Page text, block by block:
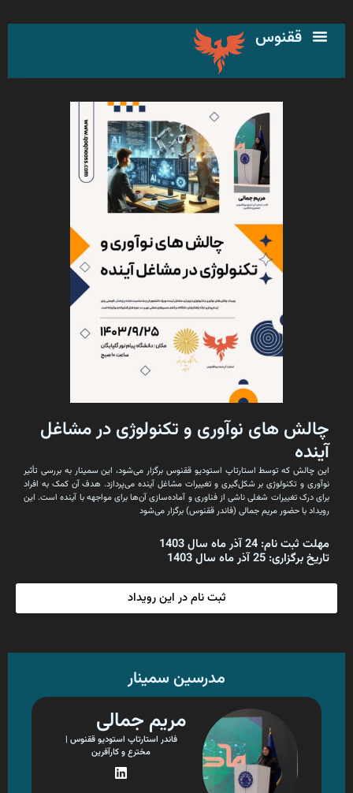
به
ققنوس
چالش های نوآوری و تکنولوژی در مشاغل
آینده
این چالش که توسط استارتاپ استودیو ققنوس برگزار می‌شود، این سمینار به بررسی تأثیر
نوآوری و تکنولوژی بر شکل‌گیری و تغییرات مشاغل آینده می‌پردازد. هدف آن کمک به افراد
برای درک تغییرات شغلی ناشی از فناوری و آماده‌سازی آن‌ها برای مواجهه با آینده است. این
رویداد با حضور مریم جمالی (فاندر ققنوس) برگزار می‌شود
مهلت ثبت نام: 24 آذر ماه سال 1403
تاریخ برگزاری: 25 آذر ماه سال 1403
ثبت نام در این رویداد
مدرسین سمینار
مریم جمالی
فاندر استارتاپ استودیو ققنوس |
مخترع و کارآفرین
L
i